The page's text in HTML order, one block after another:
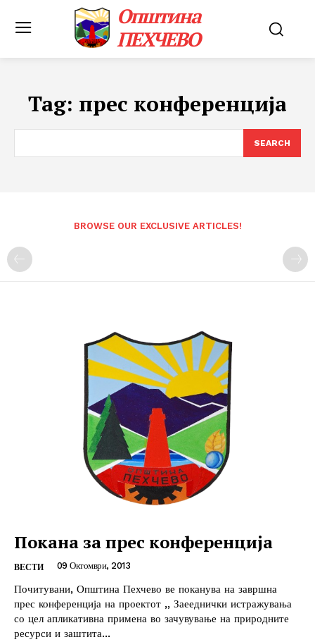
Општина
ПЕХЧЕВО
Tag: прес конференција
SEARCH
BROWSE OUR EXCLUSIVE ARTICLES!
Покана за прес конференција
ВЕСТИ 09 Октомври, 2013
Почитувани, Општина Пехчево ве поканува на завршна
прес конференција на проектот ,, Заееднички истражувања
со цел апликативна примена во зачувување на природните
ресурси и заштита...